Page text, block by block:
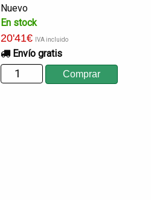
Nuevo
En stock
20'41€ IVA incluido
Envío gratis